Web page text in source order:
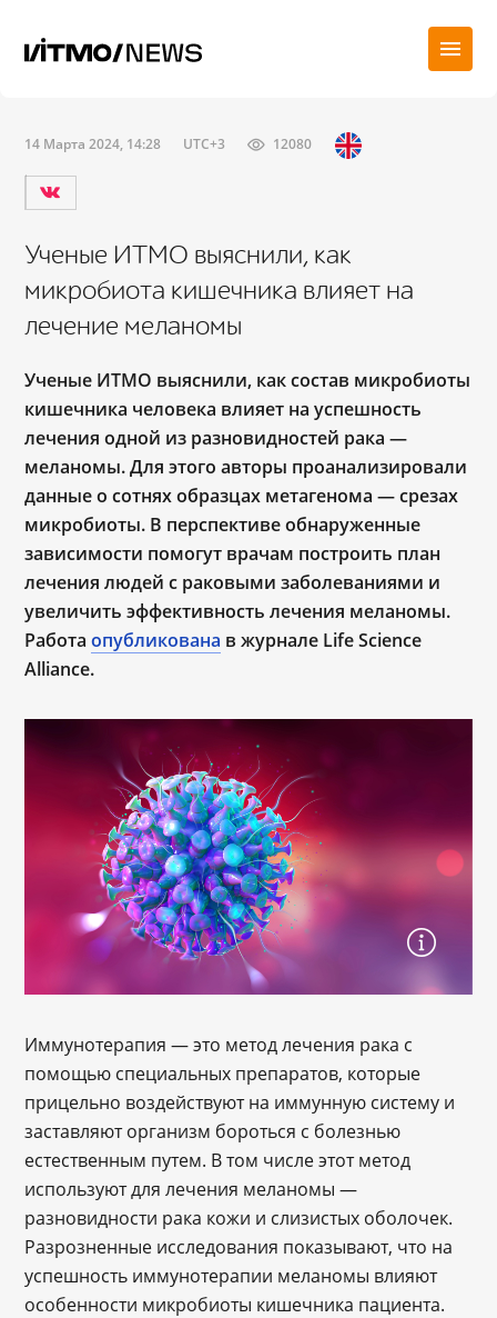
14 Марта 2024, 14:28 UTC+3 12080
Ученые ИТМО выяснили, как
микробиота кишечника влияет на
лечение меланомы
Ученые ИТМО выяснили, как состав микробиоты
кишечника человека влияет на успешность
лечения одной из разновидностей рака —
меланомы. Для этого авторы проанализировали
данные о сотнях образцах метагенома — срезах
микробиоты. В перспективе обнаруженные
зависимости помогут врачам построить план
лечения людей с раковыми заболеваниями и
увеличить эффективность лечения меланомы.
Работаопубликована в журнале Life Science
Alliance.
Иммунотерапия — это метод лечения рака с
помощью специальных препаратов, которые
прицельно воздействуют на иммунную систему и
заставляют организм бороться с болезнью
естественным путем. В том числе этот метод
используют для лечения меланомы —
разновидности рака кожи и слизистых оболочек.
Разрозненные исследования показывают, что на
успешность иммунотерапии меланомы влияют
особенности микробиоты кишечника пациента.